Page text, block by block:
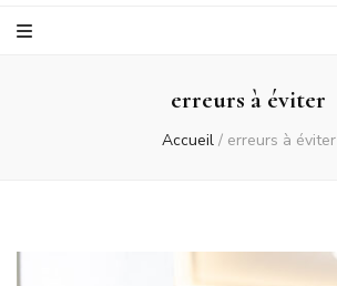
erreurs à éviter
Accueil / erreurs à éviter